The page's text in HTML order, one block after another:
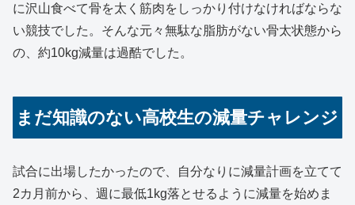
に沢山食べて骨を太く筋肉をしっかり付けなければならな
い競技でした。そんな元々無駄な脂肪がない骨太状態から
の、約10kg減量は過酷でした。
まだ知識のない高校生の減量チャレンジ
試合に出場したかったので、自分なりに減量計画を立てて
2カ月前から、週に最低1kg落とせるように減量を始めま